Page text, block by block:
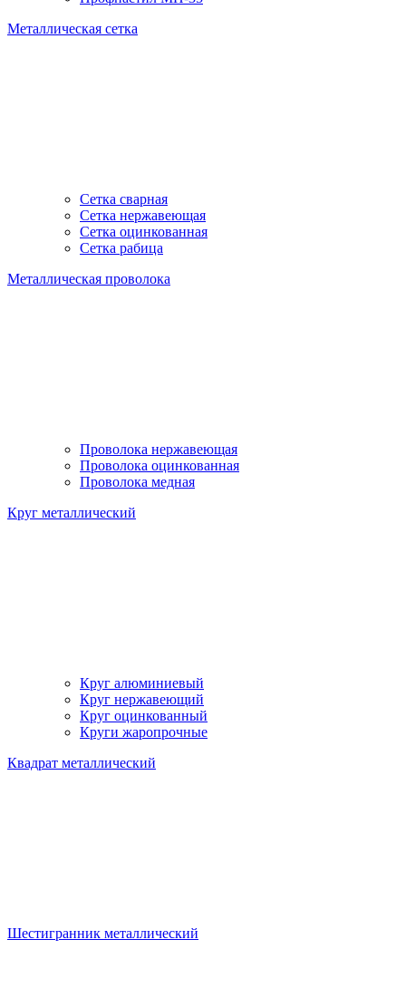
Металлическая сетка
Сетка сварная
Сетка нержавеющая
Сетка оцинкованная
Сетка рабица
Металлическая проволока
Проволока нержавеющая
Проволока оцинкованная
Проволока медная
Круг металлический
Круг алюминиевый
Круг нержавеющий
Круг оцинкованный
Круги жаропрочные
Квадрат металлический
Шестигранник металлический